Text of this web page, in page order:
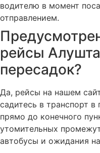
водителю в момент
отправлением.
рейсы
пересадок?
Да, рейсы на нашем
садитесь в транспорт
прямо до конечного
утомительных
автобусы и ожидания